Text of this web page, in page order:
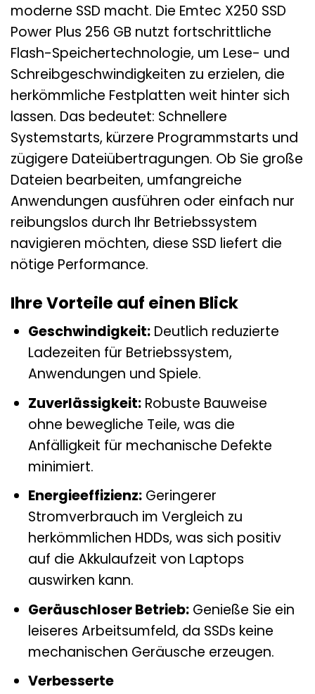
moderne SSD macht. Die Emtec X250 SSD
Power Plus 256 GB nutzt fortschrittliche
Flash-Speichertechnologie, um Lese- und
Schreibgeschwindigkeiten zu erzielen, die
herkömmliche Festplatten weit hinter sich
lassen. Das bedeutet: Schnellere
Systemstarts, kürzere Programmstarts und
zügigere Dateiübertragungen. Ob Sie große
Dateien bearbeiten, umfangreiche
Anwendungen ausführen oder einfach nur
reibungslos durch Ihr Betriebssystem
navigieren möchten, diese SSD liefert die
nötige Performance.
Ihre Vorteile auf einen Blick
Geschwindigkeit:Deutlich reduzierte
Ladezeiten für Betriebssystem,
Anwendungen und Spiele.
Zuverlässigkeit:Robuste Bauweise
ohne bewegliche Teile, was die
Anfälligkeit für mechanische Defekte
minimiert.
Energieeffizienz:Geringerer
Stromverbrauch im Vergleich zu
herkömmlichen HDDs, was sich positiv
auf die Akkulaufzeit von Laptops
auswirken kann.
Geräuschloser Betrieb:Genieße Sie ein
leiseres Arbeitsumfeld, da SSDs keine
mechanischen Geräusche erzeugen.
Verbesserte